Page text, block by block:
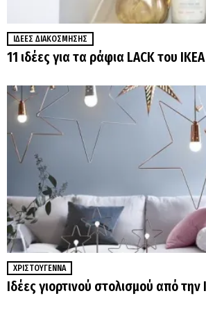
ΙΔΈΕΣ ΔΙΑΚΌΣΜΗΣΗΣ
11 ιδέες για τα ράφια LACK του IKEA
ΧΡΙΣΤΟΎΓΕΝΝΑ
Ιδέες γιορτινού στολισμού από την